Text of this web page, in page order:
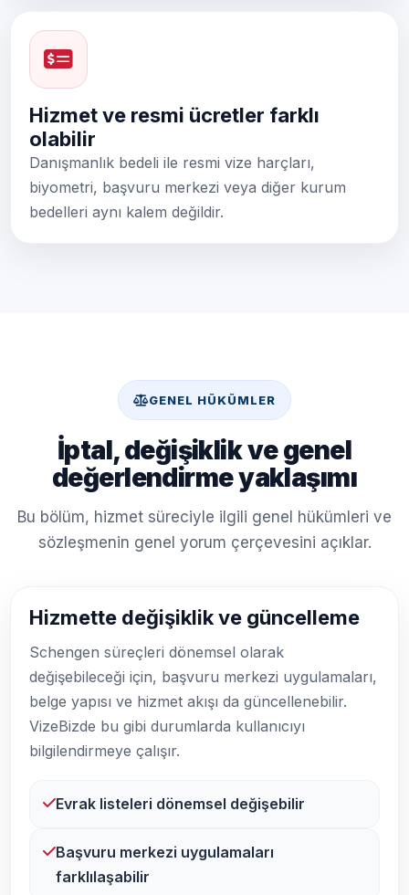
Hizmet ve resmi ücretler farklı
olabilir
Danışmanlık bedeli ile resmi vize harçları,
biyometri, başvuru merkezi veya diğer kurum
bedelleri aynı kalem değildir.
GENEL HÜKÜMLER
İptal, değişiklik ve genel
değerlendirme yaklaşımı
Bu bölüm, hizmet süreciyle ilgili genel hükümleri ve
sözleşmenin genel yorum çerçevesini açıklar.
Hizmette değişiklik ve güncelleme
Schengen süreçleri dönemsel olarak
değişebileceği için, başvuru merkezi uygulamaları,
belge yapısı ve hizmet akışı da güncellenebilir.
VizeBizde bu gibi durumlarda kullanıcıyı
bilgilendirmeye çalışır.
Evrak listeleri dönemsel değişebilir
Başvuru merkezi uygulamaları
farklılaşabilir